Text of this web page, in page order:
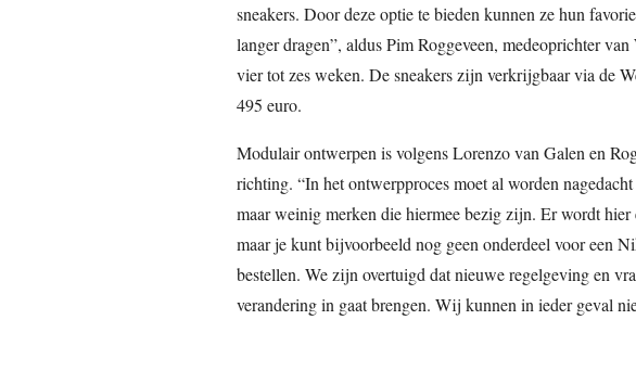
sneakers. Door deze optie te bieden kunnen ze hun
langer dragen”, aldus Pim Roggeveen, medeoprichter van
vier tot zes weken. De sneakers zijn verkrijgbaar via de
495 euro.
Modulair ontwerpen is volgens Lorenzo van Galen en
richting. “In het ontwerpproces moet al worden
maar weinig merken die hiermee bezig zijn. Er wordt hier
maar je kunt bijvoorbeeld nog geen onderdeel voor een
bestellen. We zijn overtuigd dat nieuwe regelgeving en
verandering in gaat brengen. Wij kunnen in ieder geval